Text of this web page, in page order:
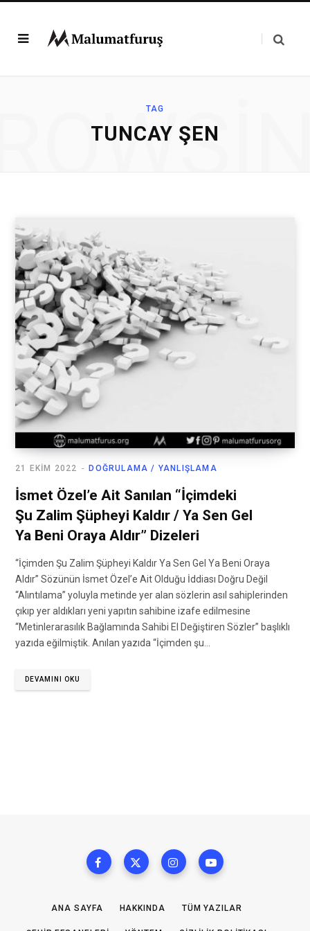
TAG
TUNCAY ŞEN
DOĞRULAMA / YANLIŞLAMA
21 EKIM 2022
İsmet Özel’e Ait Sanılan “İçimdeki
Şu Zalim Şüpheyi Kaldır / Ya Sen Gel
Ya Beni Oraya Aldır” Dizeleri
“İçimden Şu Zalim Şüpheyi Kaldır Ya Sen Gel Ya Beni Oraya
Aldır” Sözünün İsmet Özel’e Ait Olduğu İddiası Doğru Değil
“Alıntılama” yoluyla metinde yer alan sözlerin asıl sahiplerinden
çıkıp yer aldıkları yeni yapıtın sahibine izafe edilmesine
“Metinlerarasılık Bağlamında Sahibi El Değiştiren Sözler” başlıklı
yazıda eğilmiştik. Anılan yazıda “İçimden şu…
DEVAMINI OKU
ANA SAYFA HAKKINDA TÜM YAZILAR